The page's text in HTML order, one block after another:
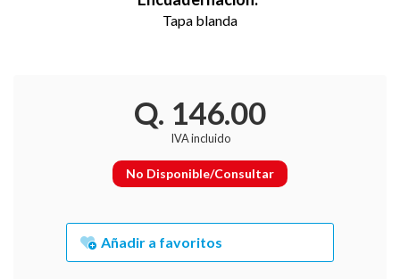
Tapa blanda
Q. 146.00
IVA incluido
No Disponible/Consultar
Añadir a favoritos